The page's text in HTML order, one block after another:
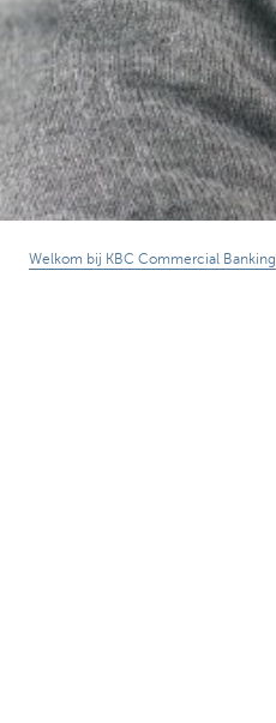
Welkom bij KBC Commercial Banking